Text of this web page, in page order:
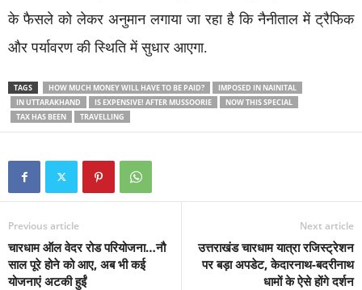
के फैसले को लेकर अनुमान लगाया जा रहा है कि नैनीताल में ट्रैफिक
और पर्यावरण की स्थिति में सुधार आएगा.
TAGS HOW MUCH MONEY WILL HAVE TO BE PAID?
IMPOSED IN NAINITAL
IN UTTARAKHAND
IS EXPENSIVE! AFTER MUSSOORIE
NOW THIS SPECIAL
TAX HAS BEEN
TRAVELLING
Previous article
चारधाम ऑल वेदर रोड परियोजना…नौ
साल पूरे होने को आए, अब भी कई
योजनाएं अटकी हुईं
Next article
उत्तराखंड चारधाम यात्रा रजिस्ट्रेशन
पर बड़ा अपडेट, केदारनाथ-बदरीनाथ
धामों के ऐसे होंगे दर्शन